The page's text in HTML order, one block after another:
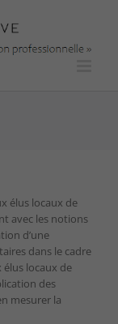
élus locaux de
avec les notions
d’une
dans le cadre
locaux de
des
mesurer la